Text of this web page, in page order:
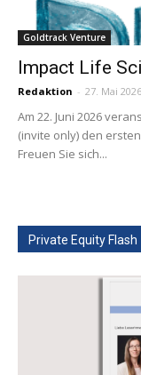
Goldtrack Venture
Impact Life
Redaktion - 27. Mai 2026
Am 22. Juni 2026
(invite only) den
Freuen Sie sich...
Private Equity Flash